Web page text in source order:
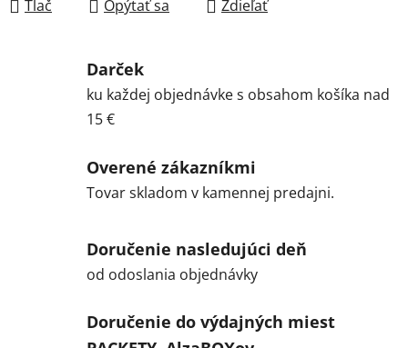
Tlač Opýtať sa Zdieľať
Darček
ku každej objednávke s obsahom košíka nad
15 €
Overené zákazníkmi
Tovar skladom v kamennej predajni.
Doručenie nasledujúci deň
od odoslania objednávky
Doručenie do výdajných miest